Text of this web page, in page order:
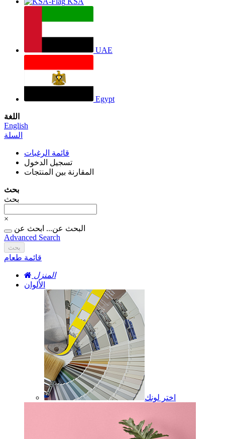
UAE
Egypt
اللغة
English
السلة
قائمة الرغبات
تسجيل الدخول
المقارنة بين المنتجات
بحث
بحث
×
البحث عن... ابحث عن
Advanced Search
بحث
قائمة طعام
المنزل
الألوان
اختر لونك